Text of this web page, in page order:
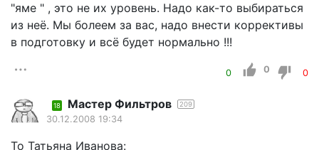
"яме " , это не их уровень. Надо как-то выбираться
из неё. Мы болеем за вас, надо внести коррективы
в подготовку и всё будет нормально !!!
0 0 0
18 Мастер Фильтров 209
30.12.2008 19:34
To Татьяна Иванова: